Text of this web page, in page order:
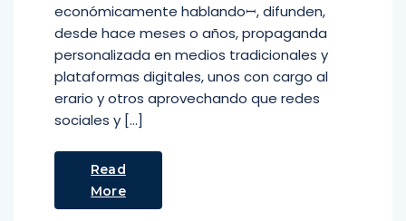
económicamente hablandoꟷ, difunden,
desde hace meses o años, propaganda
personalizada en medios tradicionales y
plataformas digitales, unos con cargo al
erario y otros aprovechando que redes
sociales y […]
Read
More